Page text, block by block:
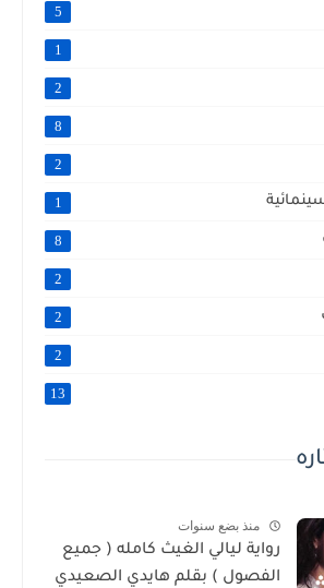
5
1
2
8
2
1
8
2
2
2
13
منذ بضع سنوات
رواية ليالي الغيث كامله ( جميع
الفصول ) بقلم هايدي الصعيدي